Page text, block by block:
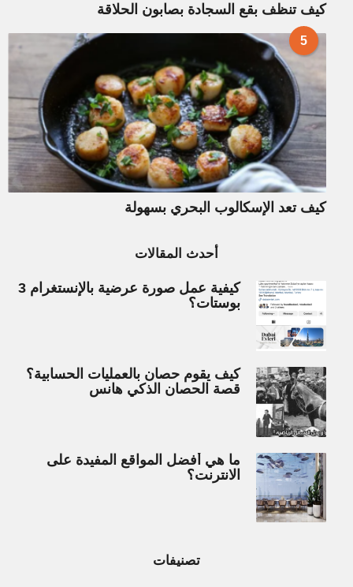
كيف تنظف بقع السجادة بصابون الحلاقة
5
كيف تعد الإسكالوب البحري بسهولة
أحدث المقالات
كيفية عمل صورة عرضية بالإنستغرام 3
بوستات؟
كيف يقوم حصان بالعمليات الحسابية؟
قصة الحصان الذكي هانس
ما هي أفضل المواقع المفيدة على
الانترنت؟
تصنيفات